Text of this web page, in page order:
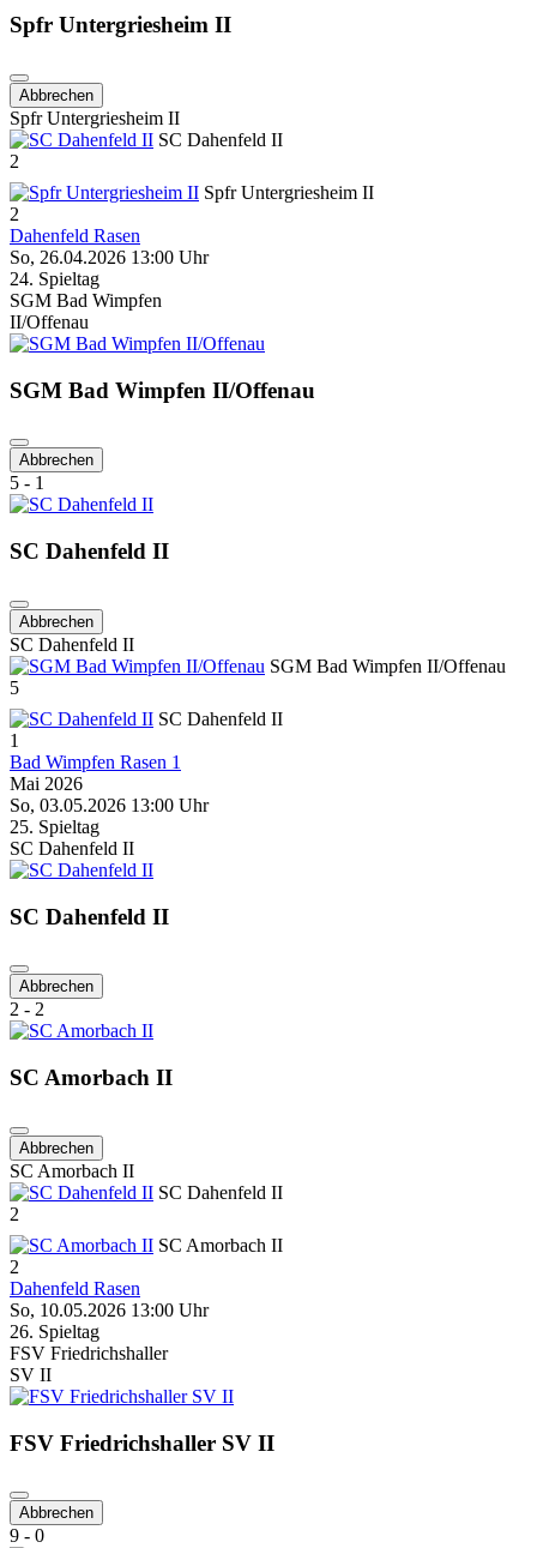
Spfr Untergriesheim II
Abbrechen
Spfr Untergriesheim II
SC Dahenfeld II
2
Spfr Untergriesheim II
2
Dahenfeld Rasen
So, 26.04.2026 13:00 Uhr
24. Spieltag
SGM Bad Wimpfen
II/Offenau
SGM Bad Wimpfen II/Offenau
Abbrechen
5 - 1
SC Dahenfeld II
Abbrechen
SC Dahenfeld II
SGM Bad Wimpfen II/Offenau
5
SC Dahenfeld II
1
Bad Wimpfen Rasen 1
Mai 2026
So, 03.05.2026 13:00 Uhr
25. Spieltag
SC Dahenfeld II
SC Dahenfeld II
Abbrechen
2 - 2
SC Amorbach II
Abbrechen
SC Amorbach II
SC Dahenfeld II
2
SC Amorbach II
2
Dahenfeld Rasen
So, 10.05.2026 13:00 Uhr
26. Spieltag
FSV Friedrichshaller
SV II
FSV Friedrichshaller SV II
Abbrechen
9 - 0